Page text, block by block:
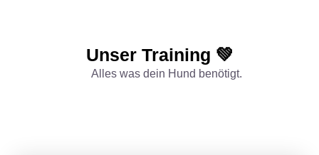
Unser Training 💚
Alles was dein Hund benötigt.